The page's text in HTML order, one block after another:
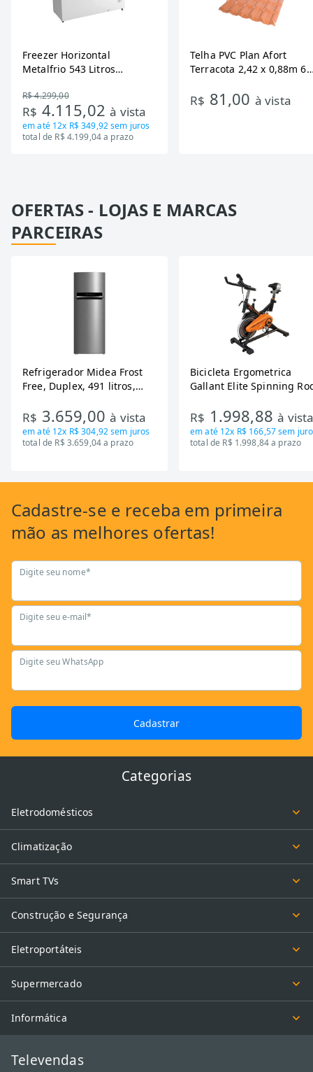
Freezer Horizontal
Metalfrio 543 Litros
Tecnologia Inverter, Branco,
Bivolt
R$ 4.299,00
R$ 4.115,02à vista
em até 12x R$ 349,92sem juros
total de R$ 4.199,04 a prazo
Telha PVC Plan Afort
Terracota 2,42 x 0,88m 6
R$ 81,00 à vista
OFERTAS - LOJAS E MARCAS
PARCEIRAS
Refrigerador Midea Frost
Free, Duplex, 491 litros,
RT650EVK463)
R$ 3.659,00à vista
em até 12x R$ 304,92sem juros
total de R$ 3.659,04 a prazo
Bicicleta Ergometrica
Gallant Elite Spinning
Mecanica GSB13HBTA-PT
R$ 1.998,88à
em até 12x R$ 166,57sem
total de R$ 1.998,84 a prazo
Cadastre-se e receba em primeira
mão as melhores ofertas!
Digite seu nome*
Digite seu e-mail*
Digite seu WhatsApp
Cadastrar
Categorias
Eletrodomésticos
Climatização
Smart TVs
Construção e Segurança
Eletroportáteis
Supermercado
Informática
Televendas